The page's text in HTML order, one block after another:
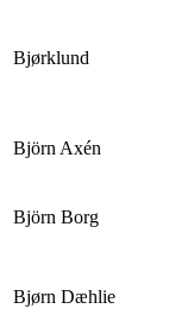
Bjørklund
Björn Axén
Björn Borg
Bjørn Dæhlie